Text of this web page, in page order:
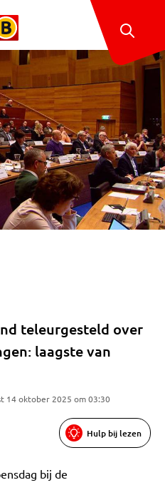
teleurgesteld over
laagste van
14 oktober 2025 om 03:30
Hulp bij lezen
bij de